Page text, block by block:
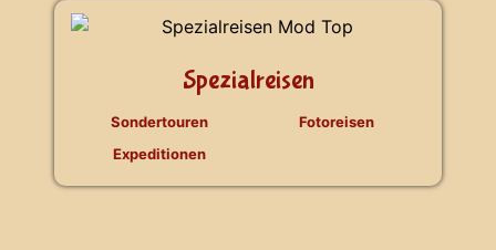
Spezialreisen
Sondertouren
Expeditionen
Fotoreisen